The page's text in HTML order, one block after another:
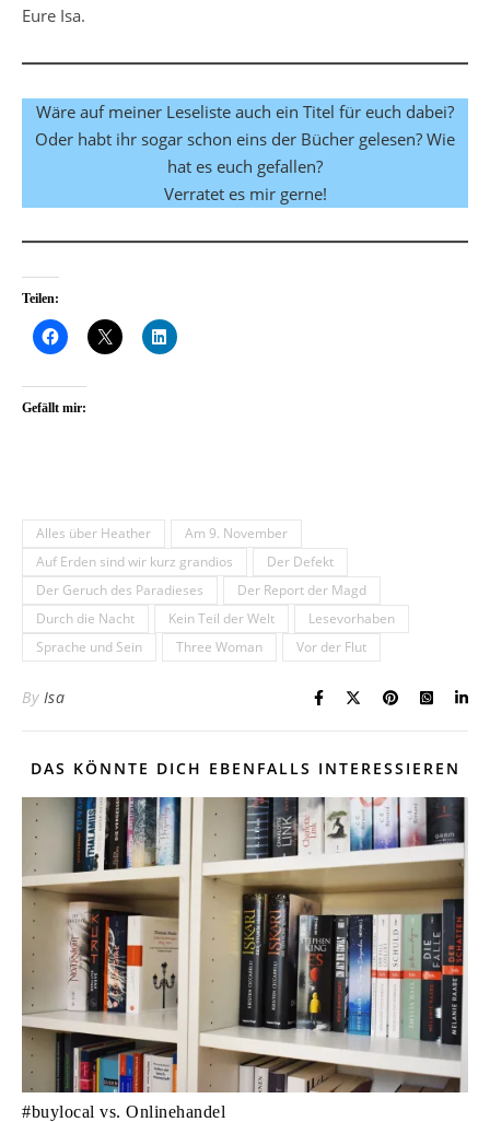
Eure Isa.
Wäre auf meiner Leseliste auch ein Titel für euch dabei?
Oder habt ihr sogar schon eins der Bücher gelesen? Wie
hat es euch gefallen?
Verratet es mir gerne!
Teilen:
Gefällt mir:
Alles über Heather
Am 9. November
Auf Erden sind wir kurz grandios
Der Defekt
Der Geruch des Paradieses
Der Report der Magd
Durch die Nacht
Kein Teil der Welt
Lesevorhaben
Sprache und Sein
Three Woman Vor der Flut
By Isa
DAS KÖNNTE DICH EBENFALLS INTERESSIEREN
#buylocal vs. Onlinehandel